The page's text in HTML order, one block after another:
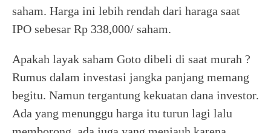
saham. Harga ini lebih rendah dari haraga saat
IPO sebesar Rp 338,000/ saham.
Apakah layak saham Goto dibeli di saat murah ?
Rumus dalam investasi jangka panjang memang
begitu. Namun tergantung kekuatan dana investor.
Ada yang menunggu harga itu turun lagi lalu